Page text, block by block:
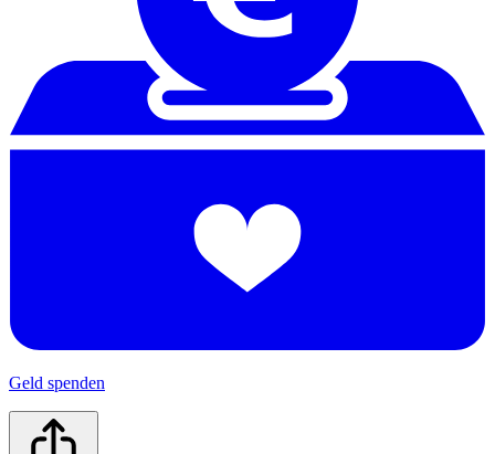
Geld spenden